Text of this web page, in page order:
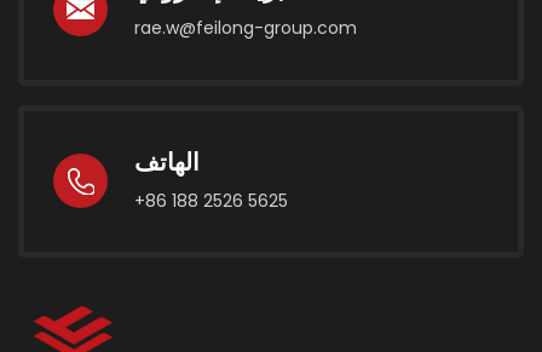
rae.w@feilong-group.com
الهاتف
+86 188 2526 5625